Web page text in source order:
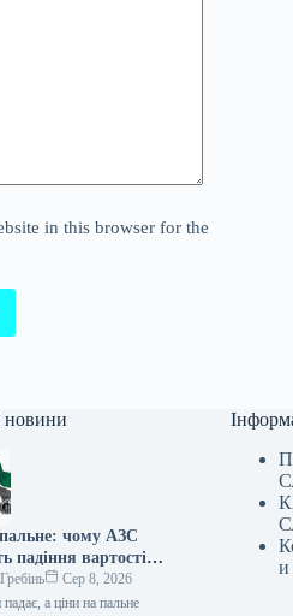
in this browser for the
новини
чому АЗС
падіння вартості
Сер 8, 2026
а ціни на пальне
и